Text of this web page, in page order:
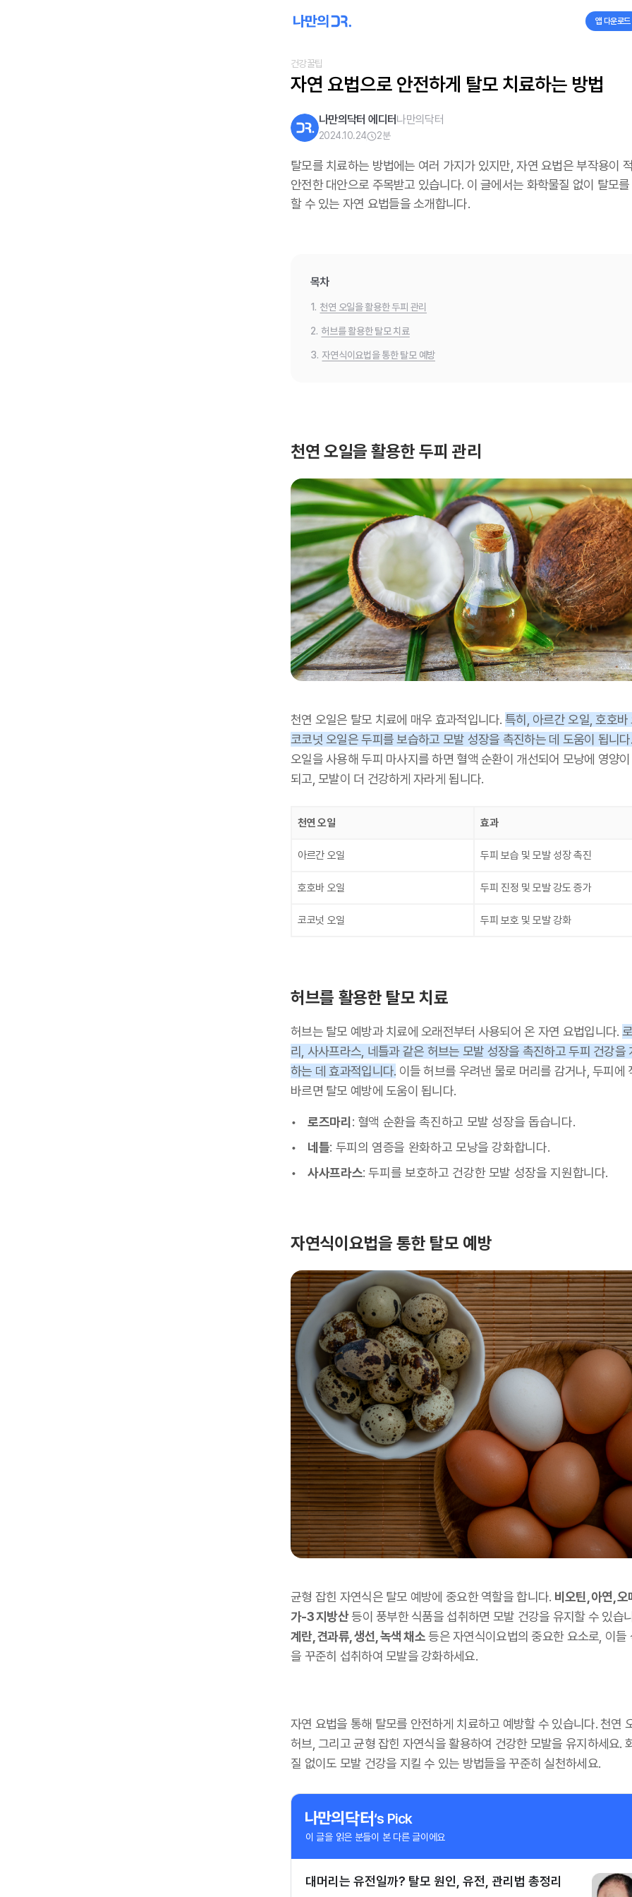
앱 다운로드
건강꿀팁
자연 요법으로 안전하게 탈모 치료하는 방법
나만의닥터 에디터나만의닥터
2024.10.24 2분
탈모를 치료하는 방법에는 여러 가지가 있지만, 자연 요법은 부작용이
안전한 대안으로 주목받고 있습니다. 이 글에서는 화학물질 없이 탈모
할 수 있는 자연 요법들을 소개합니다.
목차
1. 천연 오일을 활용한 두피 관리
2. 허브를 활용한 탈모 치료
3. 자연식이요법을 통한 탈모 예방
천연 오일을 활용한 두피 관리
천연 오일은 탈모 치료에 매우 효과적입니다. 특히, 아르간 오일, 호호바
코코넛 오일은 두피를 보습하고 모발 성장을 촉진하는 데 도움이 됩니다.
오일을 사용해 두피 마사지를 하면 혈액 순환이 개선되어 모낭에 영양
되고, 모발이 더 건강하게 자라게 됩니다.
천연 오일 효과
아르간 오일 두피 보습 및 모발 성장 촉진
호호바 오일 두피 진정 및 모발 강도 증가
코코넛 오일 두피 보호 및 모발 강화
허브를 활용한 탈모 치료
허브는 탈모 예방과 치료에 오래전부터 사용되어 온 자연 요법입니다.
리, 사사프라스, 네틀과 같은 허브는 모발 성장을 촉진하고 두피 건강을
하는 데 효과적입니다. 이들 허브를 우려낸 물로 머리를 감거나, 두피에
바르면 탈모 예방에 도움이 됩니다.
로즈마리 : 혈액 순환을 촉진하고 모발 성장을 돕습니다.
네틀: 두피의 염증을 완화하고 모낭을 강화합니다.
사사프라스: 두피를 보호하고 건강한 모발 성장을 지원합니다.
자연식이요법을 통한 탈모 예방
균형 잡힌 자연식은 탈모 예방에 중요한 역할을 합니다. 비오틴, 아연, 오
가-3 지방산등이 풍부한 식품을 섭취하면 모발 건강을 유지할 수 있습
계란, 견과류, 생선, 녹색 채소등은 자연식이요법의 중요한 요소로, 이들
을 꾸준히 섭취하여 모발을 강화하세요.
자연 요법을 통해 탈모를 안전하게 치료하고 예방할 수 있습니다. 천연
허브, 그리고 균형 잡힌 자연식을 활용하여 건강한 모발을 유지하세요.
질 없이도 모발 건강을 지킬 수 있는 방법들을 꾸준히 실천하세요.
‘s Pick
이 글을 읽은 분들이 본 다른 글이에요
대머리는 유전일까? 탈모 원인, 유전, 관리법 총정리